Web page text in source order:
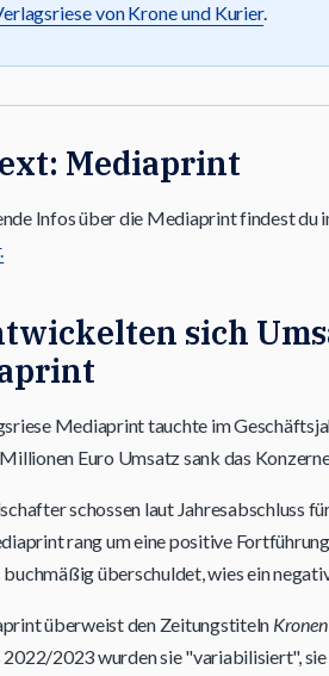
von Krone und Kurier.
Mediaprint
Infos über die Mediaprint findest du
sich
Mediaprint tauchte im
Euro Umsatz sank das
schossen laut Jahresabschluss
rang um eine positive
überschuldet, wies ein
überweist den Zeitungstiteln
2022/2023 wurden sie "variabilisiert",